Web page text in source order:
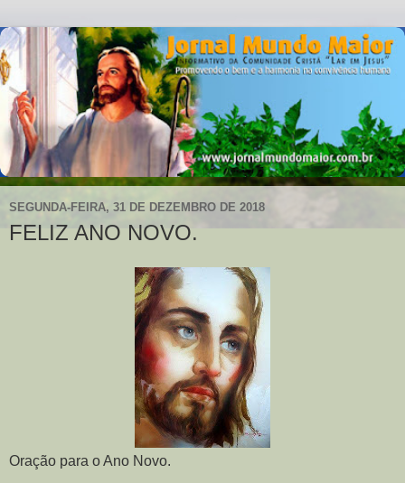
SEGUNDA-FEIRA, 31 DE DEZEMBRO DE 2018
FELIZ ANO NOVO.
Oração para o Ano Novo.